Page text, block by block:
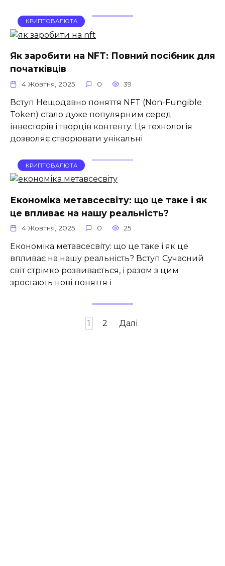
КРИПТОВАЛЮТА
Як заробити на NFT: Повний посібник для
початківців
4 Жовтня, 2025 0 39
Вступ Нещодавно поняття NFT (Non-Fungible
Token) стало дуже популярним серед
інвесторів і творців контенту. Ця технологія
дозволяє створювати унікальні
КРИПТОВАЛЮТА
Економіка метавсесвіту: що це таке і як
це впливає на нашу реальність?
4 Жовтня, 2025 0 25
Економіка метавсесвіту: що це таке і як це
впливає на нашу реальність? Вступ Сучасний
світ стрімко розвивається, і разом з цим
зростають нові поняття і
1 2 Далі